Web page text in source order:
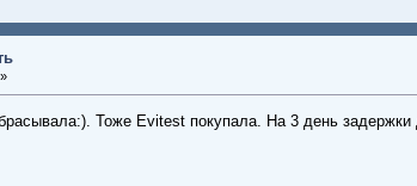
Тоже Evitest покупала. На 3 день задержки